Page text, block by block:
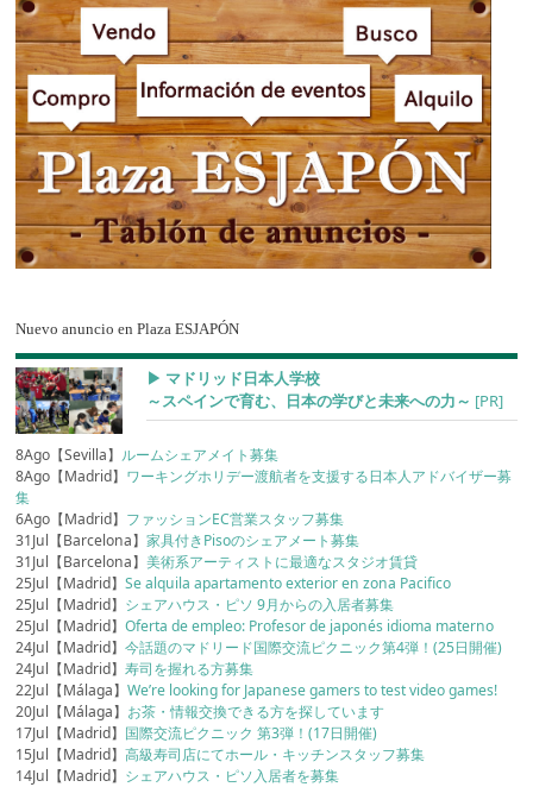
Nuevo anuncio en Plaza ESJAPÓN
▶︎ マドリッド日本人学校
～スペインで育む、日本の学びと未来への力～ [PR]
8Ago【Sevilla】 ルームシェアメイト募集
8Ago【Madrid】 ワーキングホリデー渡航者を支援する日本人アドバイザー募
集
6Ago【Madrid】 ファッションEC営業スタッフ募集
31Jul【Barcelona】家具付きPisoのシェアメート募集
31Jul【Barcelona】美術系アーティストに最適なスタジオ賃貸
25Jul【Madrid】Se alquila apartamento exterior en zona Pacifico
25Jul【Madrid】 シェアハウス・ピソ 9月からの入居者募集
25Jul【Madrid】Oferta de empleo: Profesor de japonés idioma materno
24Jul【Madrid】今話題のマドリード国際交流ピクニック第4弾！(25日開催)
24Jul【Madrid】寿司を握れる方募集
22Jul【Málaga】We’re looking for Japanese gamers to test video games!
20Jul【Málaga】 お茶・情報交換できる方を探しています
17Jul【Madrid】 国際交流ピクニック 第3弾！(17日開催)
15Jul【Madrid】高級寿司店にてホール・キッチンスタッフ募集
14Jul【Madrid】 シェアハウス・ピソ入居者を募集